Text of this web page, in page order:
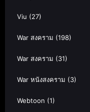
Viu (27)
War สงคราม (198)
War สงคราม (31)
War หนังสงคราม (3)
Webtoon (1)